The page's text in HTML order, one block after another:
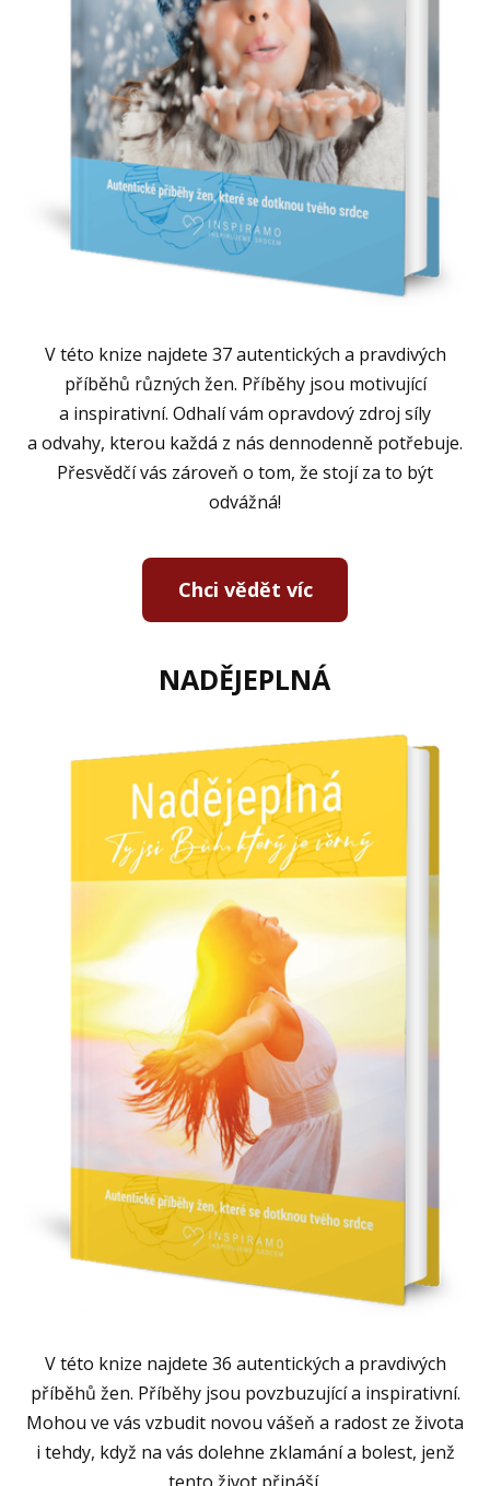
V této knize najdete 37 autentických a pravdivých
příběhů různých žen. Příběhy jsou motivující
a inspirativní. Odhalí vám opravdový zdroj síly
a odvahy, kterou každá z nás dennodenně potřebuje.
Přesvědčí vás zároveň o tom, že stojí za to být
odvážná!
Chci vědět víc
NADĚJEPLNÁ
V této knize najdete 36 autentických a pravdivých
příběhů žen. Příběhy jsou povzbuzující a inspirativní.
Mohou ve vás vzbudit novou vášeň a radost ze života
i tehdy, když na vás dolehne zklamání a bolest, jenž